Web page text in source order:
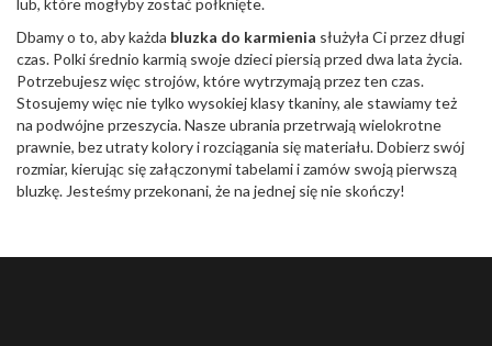
lub, które mogłyby zostać połknięte.
Dbamy o to, aby każda bluzka do karmienia służyła Ci przez długi
czas. Polki średnio karmią swoje dzieci piersią przed dwa lata życia.
Potrzebujesz więc strojów, które wytrzymają przez ten czas.
Stosujemy więc nie tylko wysokiej klasy tkaniny, ale stawiamy też
na podwójne przeszycia. Nasze ubrania przetrwają wielokrotne
prawnie, bez utraty kolory i rozciągania się materiału. Dobierz swój
rozmiar, kierując się załączonymi tabelami i zamów swoją pierwszą
bluzkę. Jesteśmy przekonani, że na jednej się nie skończy!